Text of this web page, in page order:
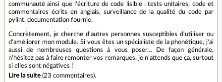
communauté ainsi que l'écriture de code lisible : tests unitaires, code et
commentaires écrits en anglais, surveillance de la qualité du code par
pylint, documentation fournie.
Concrètement, je cherche d'autres personnes susceptibles d'utiliser ou
d'améliorer mon module. Si vous êtes un spécialiste de la phonétique, j'ai
aussi de nombreuses questions à vous poser… De façon générale,
n'hésitez pas à faire remonter vos remarques, je n'attends que ça, surtout
si elles sont négatives !
Lire la suite (23 commentaires).